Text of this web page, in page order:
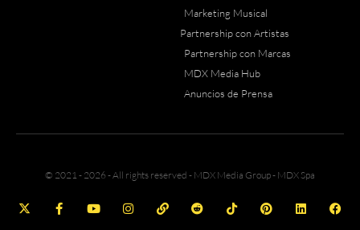
Marketing Musical
Partnership con Artistas
Partnership con Marcas
MDX Media Hub
Anuncios de Prensa
© 2021 - 2026 - All rights reserved - MDX Media Group - MDX Spa